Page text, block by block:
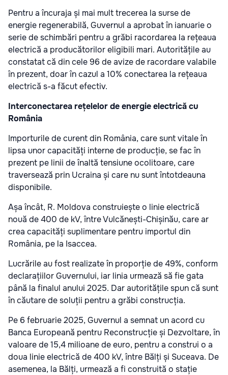
Pentru a încuraja și mai mult trecerea la surse de
energie regenerabilă, Guvernul a aprobat în ianuarie o
serie de schimbări pentru a grăbi racordarea la rețeaua
electrică a producătorilor eligibili mari. Autoritățile au
constatat că din cele 96 de avize de racordare valabile
în prezent, doar în cazul a 10% conectarea la rețeaua
electrică s-a făcut efectiv.
Interconectarea rețelelor de energie electrică cu
România
Importurile de curent din România, care sunt vitale în
lipsa unor capacități interne de producție, se fac în
prezent pe linii de înaltă tensiune ocolitoare, care
traversează prin Ucraina și care nu sunt întotdeauna
disponibile.
Așa încât, R. Moldova construiește o linie electrică
nouă de 400 de kV, între Vulcănești-Chișinău, care ar
crea capacități suplimentare pentru importul din
România, pe la Isaccea.
Lucrările au fost realizate în proporție de 49%, conform
declarațiilor Guvernului, iar linia urmează să fie gata
până la finalul anului 2025. Dar autoritățile spun că sunt
în căutare de soluții pentru a grăbi construcția.
Pe 6 februarie 2025, Guvernul a semnat un acord cu
Banca Europeană pentru Reconstrucție și Dezvoltare, în
valoare de 15,4 milioane de euro, pentru a construi o a
doua linie electrică de 400 kV, între Bălți și Suceava. De
asemenea, la Bălți, urmează a fi construită o stație